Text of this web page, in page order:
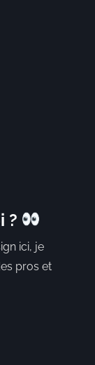
?
ici, je
pros et